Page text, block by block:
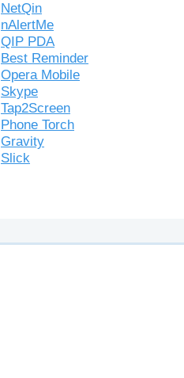
NetQin
nAlertMe
QIP PDA
Best Reminder
Opera Mobile
Skype
Tap2Screen
Phone Torch
Gravity
Slick